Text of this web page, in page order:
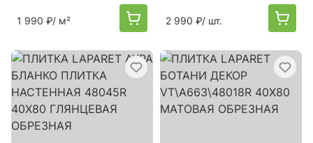
1 990 ₽/ м² 2 990 ₽/ шт.